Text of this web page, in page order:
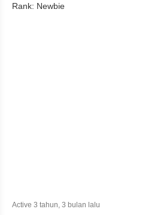
Rank: Newbie
Active 3 tahun, 3 bulan lalu